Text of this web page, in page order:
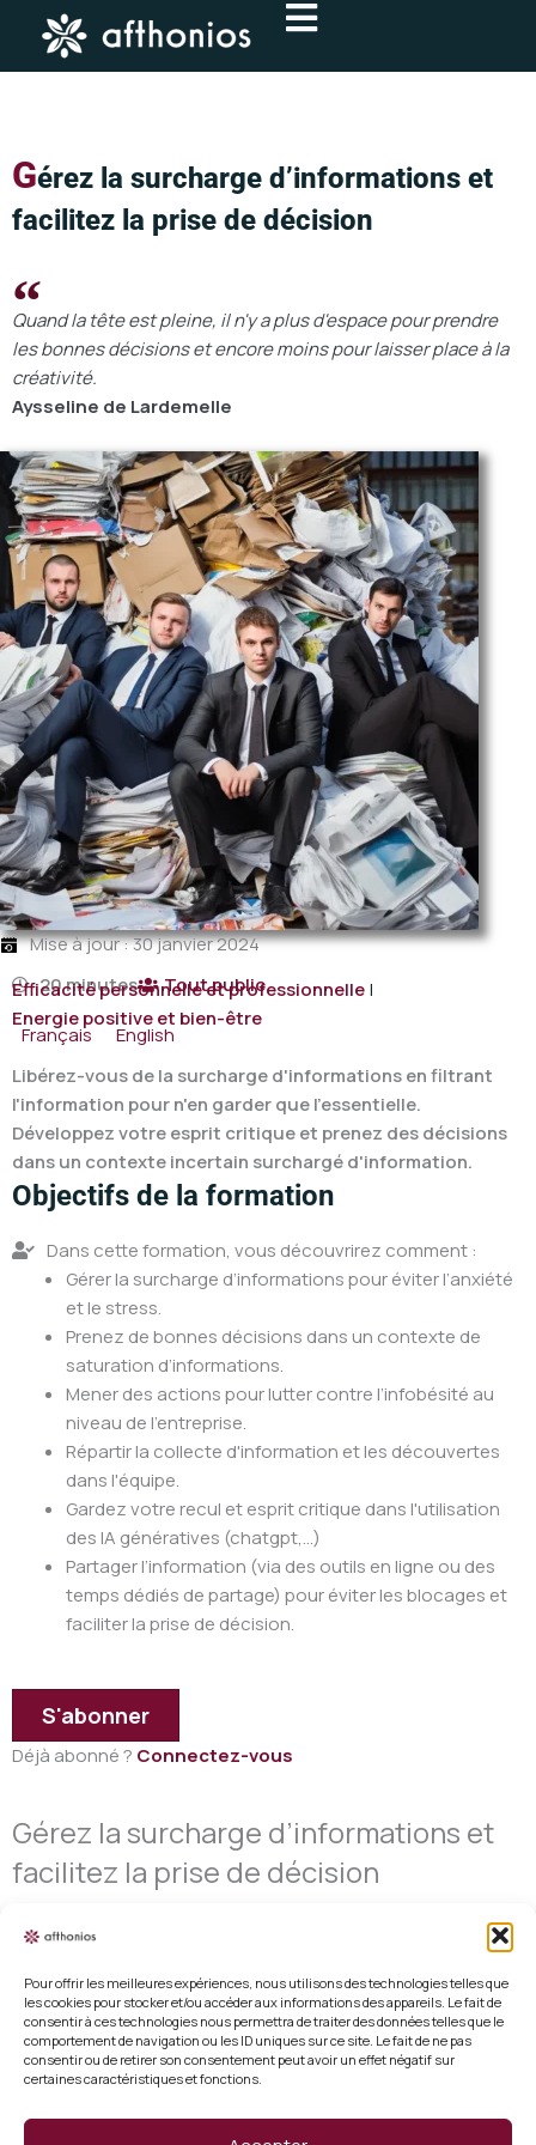
Pour offrir les meilleures expériences, nous utilisons des technologies telles que
les cookies pour stocker et/ou accéder aux informations des appareils. Le fait de
consentir à ces technologies nous permettra de traiter des données telles que le
comportement de navigation ou les ID uniques sur ce site. Le fait de ne pas
consentir ou de retirer son consentement peut avoir un effet négatif sur
certaines caractéristiques et fonctions.
contenu
Gérez la surcharge d’informations et
facilitez la prise de décision
Quand la tête est pleine, il n'y a plus d'espace pour prendre
les bonnes décisions et encore moins pour laisser place à la
créativité.
Aysseline de Lardemelle
Mise à jour : 30 janvier 2024
20 minutes
Tout public
Efficacité personnelle et professionnelle|
Energie positive et bien-être
Français
English
Libérez-vous de la surcharge d'informations en filtrant
l'information pour n'en garder que l'essentielle.
Développez votre esprit critique et prenez des décisions
dans un contexte incertain surchargé d'information.
Objectifs de la formation
Dans cette formation, vous découvrirez comment :
Gérer la surcharge d’informations pour éviter l’anxiété
et le stress.
Prenez de bonnes décisions dans un contexte de
saturation d’informations.
Mener des actions pour lutter contre l’infobésité au
niveau de l’entreprise.
Répartir la collecte d'information et les découvertes
dans l'équipe.
Gardez votre recul et esprit critique dans l'utilisation
des IA génératives (chatgpt,...)
Partager l’information (via des outils en ligne ou des
temps dédiés de partage) pour éviter les blocages et
faciliter la prise de décision.
S'abonner
Déjà abonné ? Connectez-vous
Gérez la surcharge d’informations et
facilitez la prise de décision
Mentions légales
Conditions générales de vente